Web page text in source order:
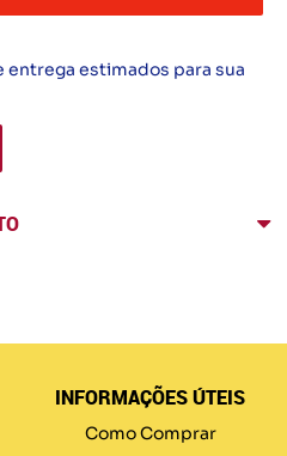
entrega estimados para sua
INFORMAÇÕES ÚTEIS
Como Comprar